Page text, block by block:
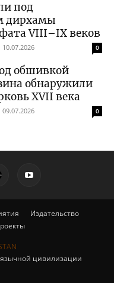
под
дирхамы
VIII–IX веков
10.07.2026 0
обшивкой
обнаружили
XVII века
09.07.2026 0
Издательство
цивилизации